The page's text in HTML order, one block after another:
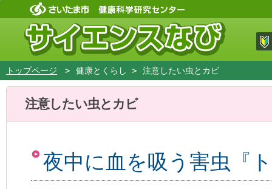
トップページ > 健康とくらし > 注意したい虫とカビ
注意したい虫とカビ
夜中に血を吸う害虫『